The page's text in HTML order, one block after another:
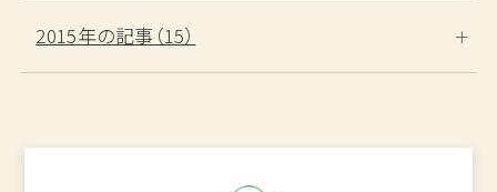
2015年の記事（15）